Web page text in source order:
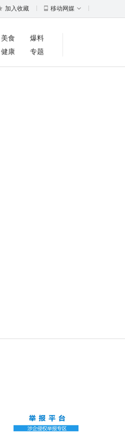
加入收藏 移动网媒
美食
爆料
健康
专题